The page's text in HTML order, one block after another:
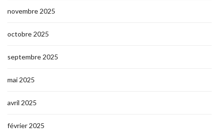
novembre 2025
octobre 2025
septembre 2025
mai 2025
avril 2025
février 2025